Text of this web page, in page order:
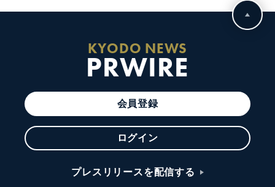
KYODO NEWS
PRWIRE
会員登録
ログイン
プレスリリースを配信する